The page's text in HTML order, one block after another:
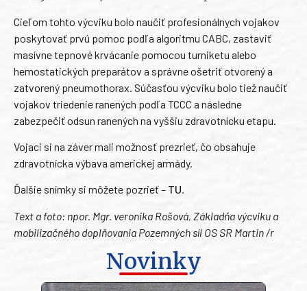
Cieľom tohto výcviku bolo naučiť profesionálnych vojakov
poskytovať prvú pomoc podľa algoritmu CABC, zastaviť
masívne tepnové krvácanie pomocou turniketu alebo
hemostatických preparátov a správne ošetriť otvorený a
zatvorený pneumothorax. Súčasťou výcviku bolo tiež naučiť
vojakov triedenie ranených podľa TCCC a následne
zabezpečiť odsun ranených na vyššiu zdravotnícku etapu.
Vojaci si na záver mali možnosť prezrieť, čo obsahuje
zdravotnícka výbava americkej armády.
Ďalšie snímky si môžete pozrieť – TU.
Text a foto: npor. Mgr. veronika Rošová, Základňa výcviku a
mobilizačného doplňovania Pozemných síl OS SR Martin /r
Novinky